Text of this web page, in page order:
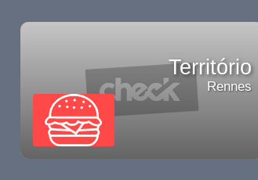
Território
Rennes